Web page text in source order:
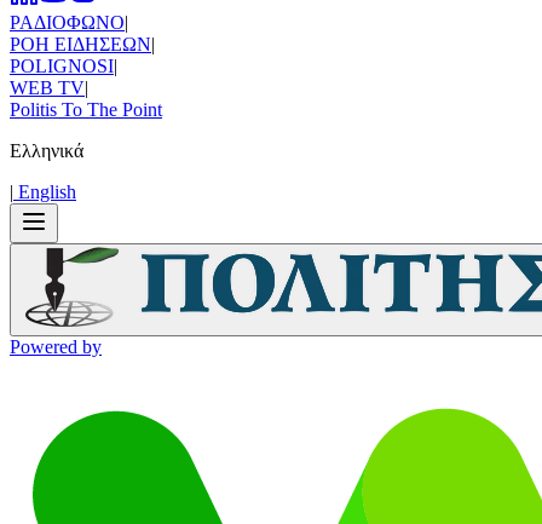
ΡΑΔΙΟΦΩΝΟ|
ΡΟΗ ΕΙΔΗΣΕΩΝ|
POLIGNOSI|
WEB TV|
Politis To The Point
Ελληνικά
| Εnglish
Powered by